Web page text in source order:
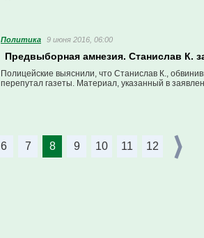
Политика 9 июня 2016, 06:00
Предвыборная амнезия. Станислав К.
Полицейские выяснили, что Станислав К.,
перепутал газеты. Материал, указанный в
6 7 8 9 10 11 12